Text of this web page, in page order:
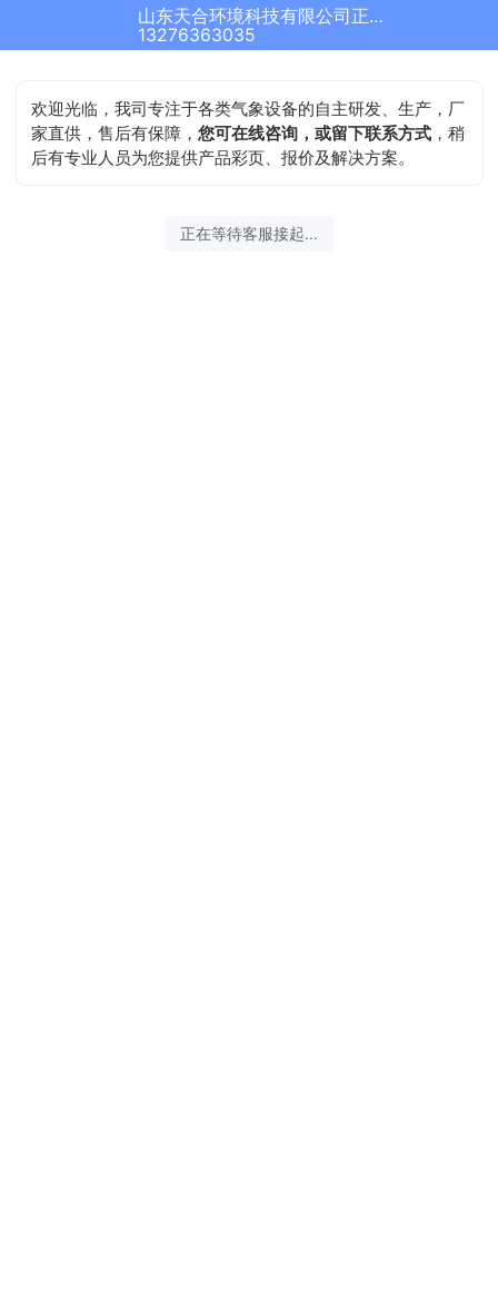
山东天合环境科技有限公司正在为您服务
13276363035
欢迎光临，我司专注于各类气象设备的自主研发、生产，厂
家直供，售后有保障，您可在线咨询，或留下联系方式 ，稍
后有专业人员为您提供产品彩页、报价及解决方案。
正在等待客服接起...